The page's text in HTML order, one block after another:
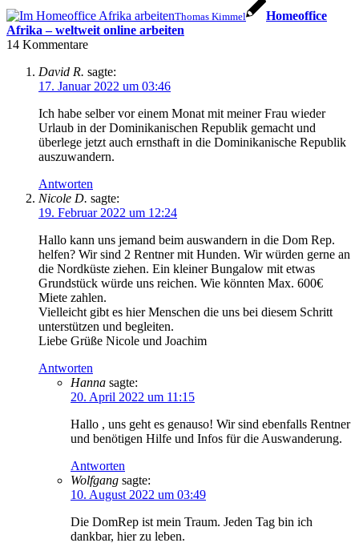
Thomas Kimmel
Homeoffice
Afrika – weltweit online arbeiten
14 Kommentare
David R. sagte:
17. Januar 2022 um 03:46
Ich habe selber vor einem Monat mit meiner Frau wieder
Urlaub in der Dominikanischen Republik gemacht und
überlege jetzt auch ernsthaft in die Dominikanische Republik
auszuwandern.
Antworten
Nicole D. sagte:
19. Februar 2022 um 12:24
Hallo kann uns jemand beim auswandern in die Dom Rep.
helfen? Wir sind 2 Rentner mit Hunden. Wir würden gerne an
die Nordküste ziehen. Ein kleiner Bungalow mit etwas
Grundstück würde uns reichen. Wie könnten Max. 600€
Miete zahlen.
Vielleicht gibt es hier Menschen die uns bei diesem Schritt
unterstützen und begleiten.
Liebe Grüße Nicole und Joachim
Antworten
Hanna sagte:
20. April 2022 um 11:15
Hallo , uns geht es genauso! Wir sind ebenfalls Rentner
und benötigen Hilfe und Infos für die Auswanderung.
Antworten
Wolfgang sagte:
10. August 2022 um 03:49
Die DomRep ist mein Traum. Jeden Tag bin ich
dankbar, hier zu leben.